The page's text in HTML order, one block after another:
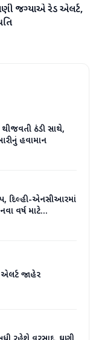
જગ્યાએ રેડ એલર્ટ,
ઠંડી સાથે,
હવામાન
દિલ્હી-એનસીઆરમાં
વર્ષ માટે
જાહેર